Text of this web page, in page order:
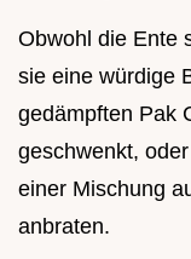
Obwohl die Ente
sie eine würdige
gedämpften Pak
geschwenkt,
einer Mischung
anbraten.